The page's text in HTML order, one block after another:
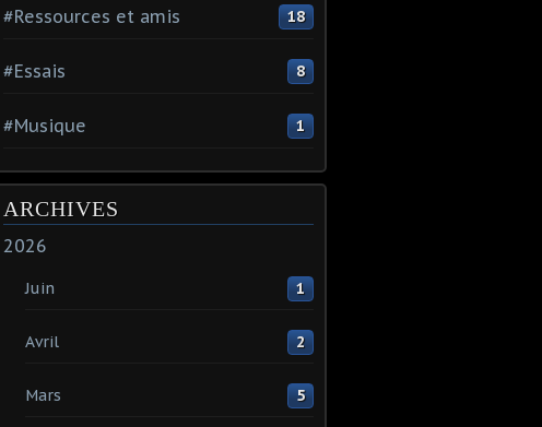
#Ressources et amis 18
#Essais 8
#Musique 1
ARCHIVES
2026
Juin 1
Avril 2
Mars 5